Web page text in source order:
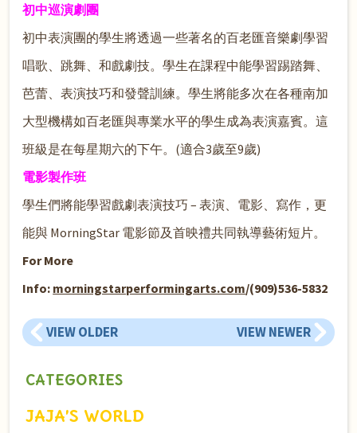
初中巡演劇團
初中表演團的學生將透過一些著名的百老匯音樂劇學習
唱歌、跳舞、和戲劇技。學生在課程中能學習踢踏舞、
芭蕾、表演技巧和發聲訓練。學生將能多次在各種南加
大型機構如百老匯與專業水平的學生成為表演嘉賓。這
班級是在每星期六的下午。(適合3歲至9歲)
電影製作班
學生們將能學習戲劇表演技巧 – 表演、電影、寫作，更
能與 MorningStar 電影節及首映禮共同執導藝術短片。
For More
Info: morningstarperformingarts.com/(909)536-5832
VIEW OLDER VIEW NEWER
CATEGORIES
JAJA’S WORLD